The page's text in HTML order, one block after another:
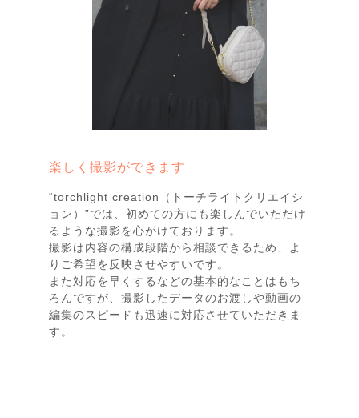
楽しく撮影ができます
“torchlight creation（トーチライトクリエイシ
ョン）”では、初めての方にも楽しんでいただけ
るような撮影を心がけております。
撮影は内容の構成段階から相談できるため、よ
りご希望を反映させやすいです。
また対応を早くするなどの基本的なことはもち
ろんですが、撮影したデータのお渡しや動画の
編集のスピードも迅速に対応させていただきま
す。